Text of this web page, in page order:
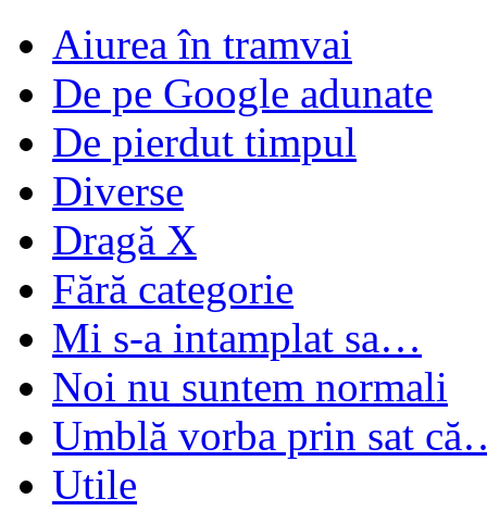
Aiurea în tramvai
De pe Google adunate
De pierdut timpul
Diverse
Dragă X
Fără categorie
Mi s-a intamplat sa…
Noi nu suntem normali
Umblă vorba prin sat
Utile